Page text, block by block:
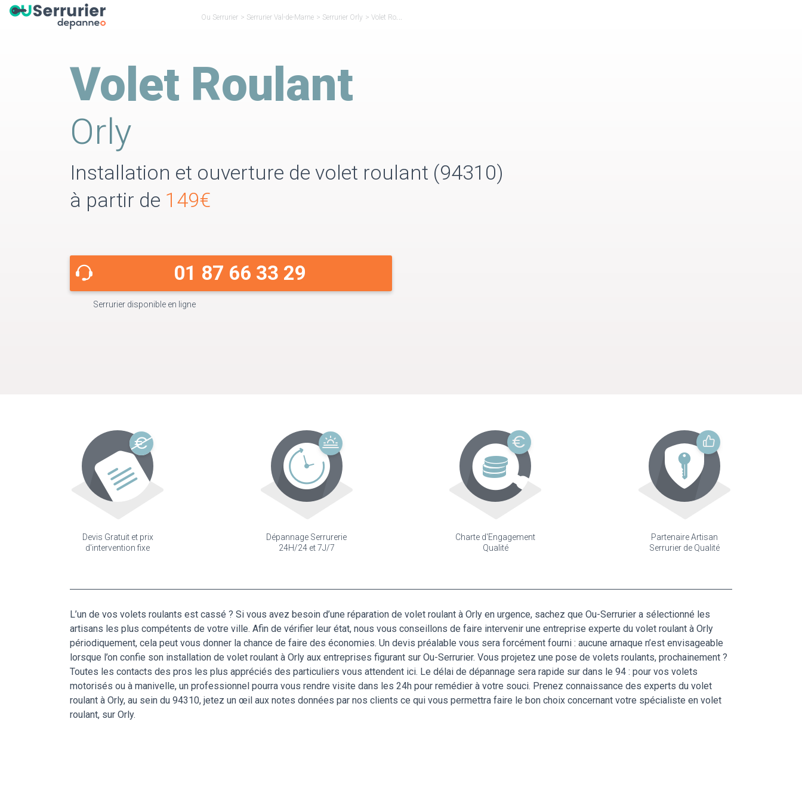
Ou Serrurier > Serrurier Val-de-Marne > Serrurier Orly >Volet Roulant Orly
Volet Roulant
Orly
Installation et ouverture de volet roulant (94310)
à partir de 149€
01 87 66 33 29
Serrurier disponible en ligne
Devis Gratuit et prix
d'intervention fixe
Dépannage Serrurerie
24H/24 et 7J/7
Charte d'Engagement
Qualité
Partenaire Artisan
Serrurier de Qualité
L’un de vos volets roulants est cassé ? Si vous avez besoin d’une réparation de volet roulant à Orly en urgence, sachez que Ou-Serrurier a sélectionné les
artisans les plus compétents de votre ville. Afin de vérifier leur état, nous vous conseillons de faire intervenir une entreprise experte du volet roulant à Orly
périodiquement, cela peut vous donner la chance de faire des économies. Un devis préalable vous sera forcément fourni : aucune arnaque n’est envisageable
lorsque l’on confie son installation de volet roulant à Orly aux entreprises figurant sur Ou-Serrurier. Vous projetez une pose de volets roulants, prochainement ?
Toutes les contacts des pros les plus appréciés des particuliers vous attendent ici. Le délai de dépannage sera rapide sur dans le 94 : pour vos volets
motorisés ou à manivelle, un professionnel pourra vous rendre visite dans les 24h pour remédier à votre souci. Prenez connaissance des experts du volet
roulant à Orly, au sein du 94310, jetez un œil aux notes données par nos clients ce qui vous permettra faire le bon choix concernant votre spécialiste en volet
roulant, sur Orly.